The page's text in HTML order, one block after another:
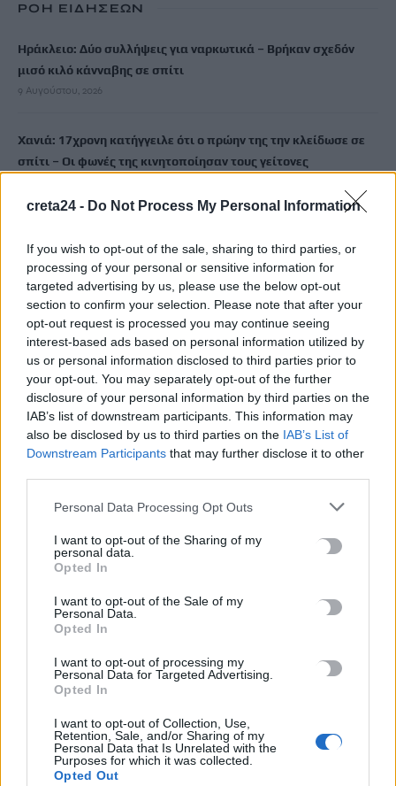
creta24 - Do Not Process My Personal Information
If you wish to opt-out of the sale, sharing to third parties, or
processing of your personal or sensitive information for
targeted advertising by us, please use the below opt-out
section to confirm your selection. Please note that after your
opt-out request is processed you may continue seeing
interest-based ads based on personal information utilized by
us or personal information disclosed to third parties prior to
your opt-out. You may separately opt-out of the further
disclosure of your personal information by third parties on the
IAB’s list of downstream participants. This information may
also be disclosed by us to third parties on the IAB’s List of
Downstream Participants that may further disclose it to other
Personal Data Processing Opt Outs
I want to opt-out of the Sharing of my
personal data.
Opted In
I want to opt-out of the Sale of my
Personal Data.
Opted In
I want to opt-out of processing my
Personal Data for Targeted Advertising.
Opted In
I want to opt-out of Collection, Use,
Retention, Sale, and/or Sharing of my
Personal Data that Is Unrelated with the
Purposes for which it was collected.
Opted Out
ΡΟΗ ΕΙΔΗΣΕΩΝ
Ηράκλειο: Δύο συλλήψεις για ναρκωτικά – Βρήκαν σχεδόν
μισό κιλό κάνναβης σε σπίτι
9 Αυγούστου, 2026
Χανιά: 17χρονη κατήγγειλε ότι ο πρώην της την κλείδωσε σε
σπίτι – Οι φωνές της κινητοποίησαν τους γείτονες
«Εντικ» -Χτυπούσαν με αγριότητα τα θύματά τους
9 Αυγούστου, 2026
Γερμανία: Εθεάθησαν drones πάνω από στρατιωτική βάση-
Φυλάσσονται Patriot κι ανταλλακτικά εξοπλισμών
9 Αυγούστου, 2026
Μειώνονται οι μακροχρόνια άνεργοι στην Κρήτη – Αυξάνεται
η εξάρτηση από την εποχικότητα
9 Αυγούστου, 2026
Ιράν: Ο Πεζεσκιάν υποστηρίζει ότι «τώρα είναι η καλύτερη
ούτε ειρήνη»
9 Αυγούστου, 2026
Στα ύψη ο υδράργυρος σε 8 περιοχές το Σάββατο – Πού η
θερμοκρασία ξεπέρασε τους 39 βαθμούς
9 Αυγούστου, 2026
όπου πνίγηκε ο 4χρονος – Τι εξετάζεται
9 Αυγούστου, 2026